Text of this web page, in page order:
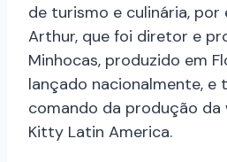
de turismo e culinária, por
Arthur, que foi diretor e
Minhocas, produzido em
lançado nacionalmente, e
comando da produção da
Kitty Latin America.